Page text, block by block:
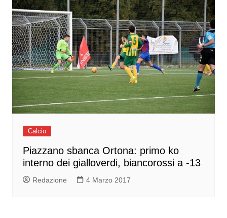
Calcio
Piazzano sbanca Ortona: primo ko
interno dei gialloverdi, biancorossi a -13
Redazione 4 Marzo 2017